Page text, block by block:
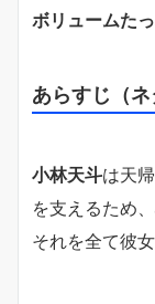
ボリュームた
あらすじ（ネ
小林天斗は天
を支えるため
それを全て彼